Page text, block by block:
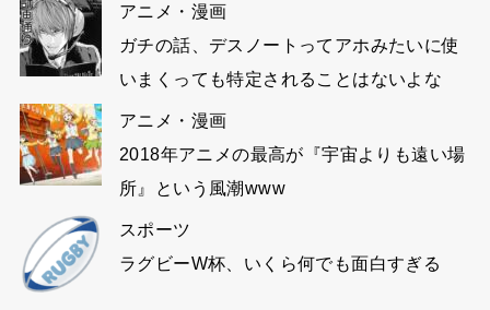
アニメ・漫画
ガチの話、デスノートってアホみたいに使
いまくっても特定されることはないよな
アニメ・漫画
2018年アニメの最高が『宇宙よりも遠い場
所』という風潮www
スポーツ
ラグビーW杯、いくら何でも面白すぎる